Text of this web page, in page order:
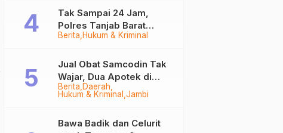
Berita Hukum & Kriminal
Tak Sampai 24 Jam,
Polres Tanjab Barat
Ringkus Komplotan
Tungkal
Berita Daerah
Hukum & Kriminal Jambi
Jual Obat Samcodin Tak
Wajar, Dua Apotek di
Tanjab Barat Disegel
Bawa Badik dan Celurit